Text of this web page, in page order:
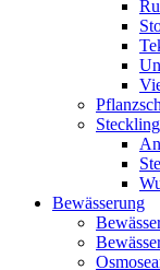
Bewässerung